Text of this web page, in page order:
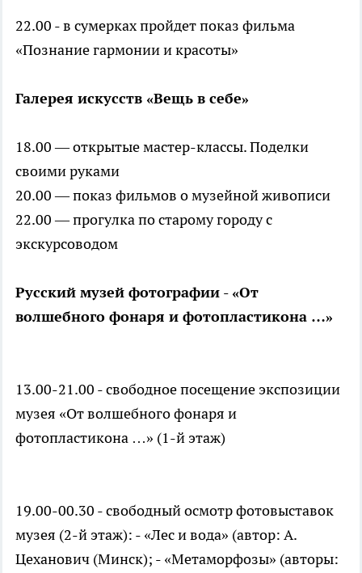
22.00 - в сумерках пройдет показ фильма
«Познание гармонии и красоты»
Галерея искусств «Вещь в себе»
18.00 — открытые мастер-классы. Поделки
своими руками
20.00 — показ фильмов о музейной живописи
22.00 — прогулка по старому городу с
экскурсоводом
Русский музей фотографии - «От
волшебного фонаря и фотопластикона …»
13.00-21.00 - свободное посещение экспозиции
музея «От волшебного фонаря и
фотопластикона …» (1-й этаж)
19.00-00.30 - свободный осмотр фотовыставок
музея (2-й этаж): - «Лес и вода» (автор: А.
Цеханович (Минск); - «Метаморфозы» (авторы: